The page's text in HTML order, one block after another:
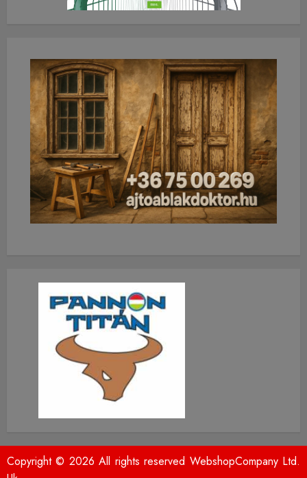
Copyright © 2026 All rights reserved WebshopCompany Ltd.